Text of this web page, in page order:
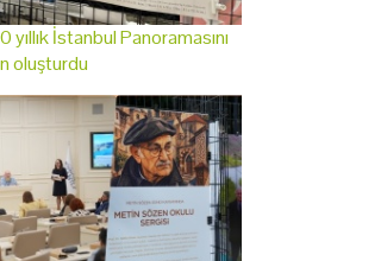
İstanbul Panoramasını
oluşturdu